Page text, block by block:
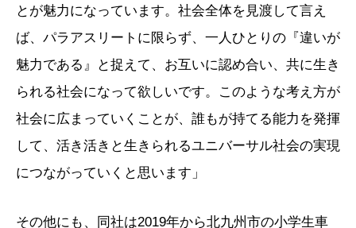
とが魅力になっています。社会全体を見渡して言え
ば、パラアスリートに限らず、一人ひとりの『違いが
魅力である』と捉えて、お互いに認め合い、共に生き
られる社会になって欲しいです。このような考え方が
社会に広まっていくことが、誰もが持てる能力を発揮
して、活き活きと生きられるユニバーサル社会の実現
につながっていくと思います」
その他にも、同社は2019年から北九州市の小学生車